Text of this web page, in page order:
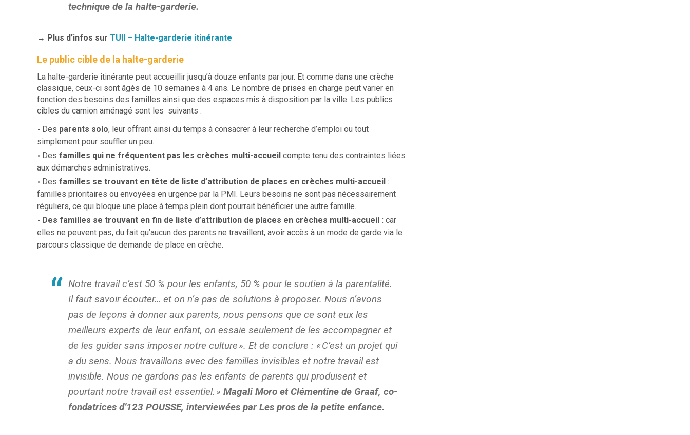
technique de la halte-garderie.
→ Plus d’infos sur TUII – Halte-garderie itinérante
Le public cible de la halte-garderie
La halte-garderie itinérante peut accueillir jusqu’à douze enfants par jour. Et comme dans une crèche
classique, ceux-ci sont âgés de 10 semaines à 4 ans. Le nombre de prises en charge peut varier en
fonction des besoins des familles ainsi que des espaces mis à disposition par la ville. Les publics
cibles du camion aménagé sont les suivants :
Des parents solo, leur offrant ainsi du temps à consacrer à leur recherche d’emploi ou tout
simplement pour souffler un peu.
Des familles qui ne fréquentent pas les crèches multi-accueil compte tenu des contraintes liées
aux démarches administratives.
Des familles se trouvant en tête de liste d’attribution de places en crèches multi-accueil :
familles prioritaires ou envoyées en urgence par la PMI. Leurs besoins ne sont pas nécessairement
réguliers, ce qui bloque une place à temps plein dont pourrait bénéficier une autre famille.
Des familles se trouvant en fin de liste d’attribution de places en crèches multi-accueil : car
elles ne peuvent pas, du fait qu’aucun des parents ne travaillent, avoir accès à un mode de garde via le
parcours classique de demande de place en crèche.
Notre travail c’est 50 % pour les enfants, 50 % pour le soutien à la parentalité.
Il faut savoir écouter… et on n’a pas de solutions à proposer. Nous n’avons
pas de leçons à donner aux parents, nous pensons que ce sont eux les
meilleurs experts de leur enfant, on essaie seulement de les accompagner et
de les guider sans imposer notre culture». Et de conclure : «C’est un projet qui
a du sens. Nous travaillons avec des familles invisibles et notre travail est
invisible. Nous ne gardons pas les enfants de parents qui produisent et
pourtant notre travail est essentiel.» Magali Moro et Clémentine de Graaf, co-
fondatrices d’123 POUSSE, interviewées par Les pros de la petite enfance.